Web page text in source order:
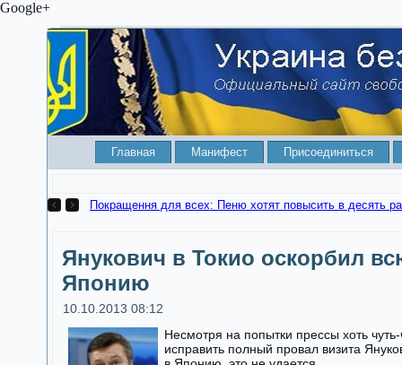
Google+
Главная Манифест Присоединиться
Покращення для всех: Пеню хотят повысить в десять
Янукович в Токио оскорбил
Японию
10.10.2013 08:12
Несмотря на попытки прессы хоть чуть-
исправить полный провал визита